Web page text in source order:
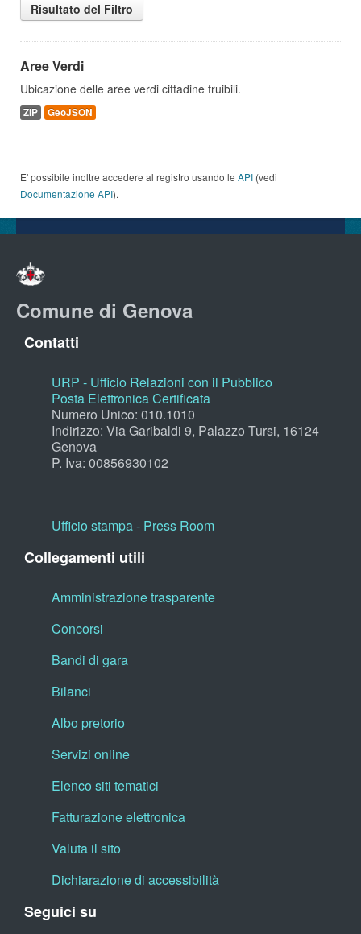
Risultato del Filtro
Aree Verdi
Ubicazione delle aree verdi cittadine fruibili.
ZIP GeoJSON
E' possibile inoltre accedere al registro usando le API (vedi
Documentazione API).
Comune di Genova
Contatti
URP - Ufficio Relazioni con il Pubblico
Posta Elettronica Certificata
Numero Unico: 010.1010
Indirizzo: Via Garibaldi 9, Palazzo Tursi, 16124
Genova
P. Iva: 00856930102
Ufficio stampa - Press Room
Collegamenti utili
Amministrazione trasparente
Concorsi
Bandi di gara
Bilanci
Albo pretorio
Servizi online
Elenco siti tematici
Fatturazione elettronica
Valuta il sito
Dichiarazione di accessibilità
Seguici su